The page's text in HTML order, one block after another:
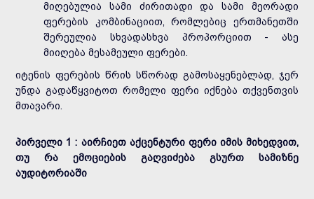
მიღებულია სამი ძირითადი და სამი მეორადი
ფერების კომბინაციით, რომლებიც ერთმანეთში
შერეულია სხვადასხვა პროპორციით - ასე
მიიღება მესამეული ფერები.
იტენის ფერების წრის სწორად გამოსაყენებლად, ჯერ
უნდა გადაწყვიტოთ რომელი ფერი იქნება თქვენთვის
მთავარი.
პირველი 1 : აირჩიეთ აქცენტური ფერი იმის მიხედვით,
თუ რა ემოციების გაღვიძება გსურთ სამიზნე
აუდიტორიაში